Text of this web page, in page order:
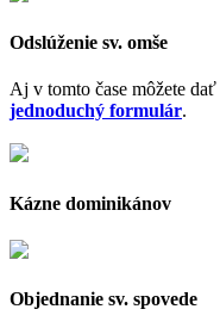
Odslúženie sv. omše
Aj v tomto čase môžete
jednoduchý formulár.
Kázne dominikánov
Objednanie sv. spovede